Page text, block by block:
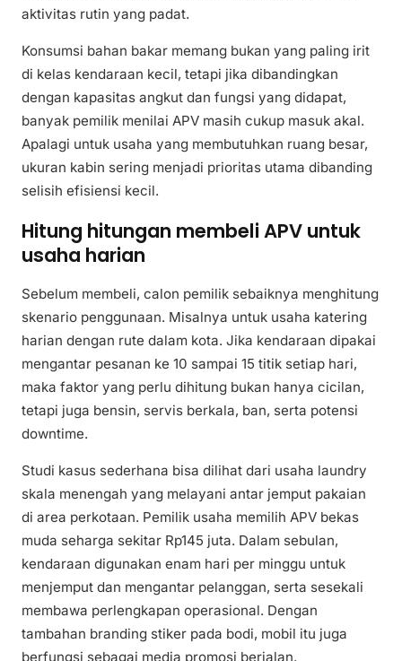
aktivitas rutin yang padat.
Konsumsi bahan bakar memang bukan yang paling irit
di kelas kendaraan kecil, tetapi jika dibandingkan
dengan kapasitas angkut dan fungsi yang didapat,
banyak pemilik menilai APV masih cukup masuk akal.
Apalagi untuk usaha yang membutuhkan ruang besar,
ukuran kabin sering menjadi prioritas utama dibanding
selisih efisiensi kecil.
Hitung hitungan membeli APV untuk
usaha harian
Sebelum membeli, calon pemilik sebaiknya menghitung
skenario penggunaan. Misalnya untuk usaha katering
harian dengan rute dalam kota. Jika kendaraan dipakai
mengantar pesanan ke 10 sampai 15 titik setiap hari,
maka faktor yang perlu dihitung bukan hanya cicilan,
tetapi juga bensin, servis berkala, ban, serta potensi
downtime.
Studi kasus sederhana bisa dilihat dari usaha laundry
skala menengah yang melayani antar jemput pakaian
di area perkotaan. Pemilik usaha memilih APV bekas
muda seharga sekitar Rp145 juta. Dalam sebulan,
kendaraan digunakan enam hari per minggu untuk
menjemput dan mengantar pelanggan, serta sesekali
membawa perlengkapan operasional. Dengan
tambahan branding stiker pada bodi, mobil itu juga
berfungsi sebagai media promosi berjalan.